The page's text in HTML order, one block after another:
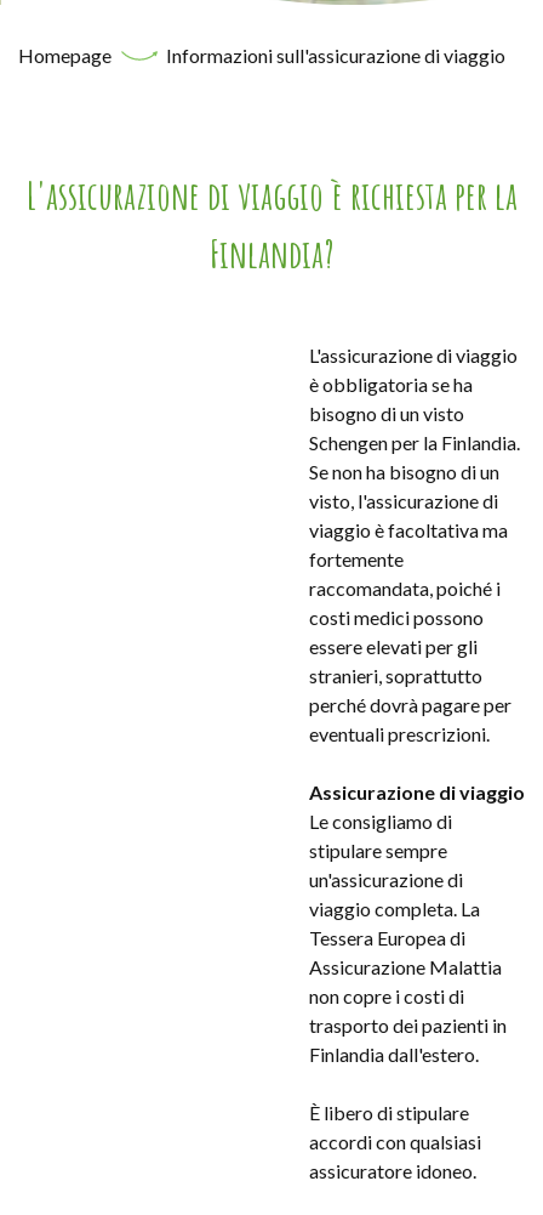
Homepage Informazioni sull'assicurazione di viaggio
L'assicurazione di viaggio è richiesta per la
Finlandia?
L'assicurazione di viaggio
è obbligatoria se ha
bisogno di un visto
Schengen per la Finlandia.
Se non ha bisogno di un
visto, l'assicurazione di
viaggio è facoltativa ma
fortemente
raccomandata, poiché i
costi medici possono
essere elevati per gli
stranieri, soprattutto
perché dovrà pagare per
eventuali prescrizioni.
Assicurazione di viaggio
Le consigliamo di
stipulare sempre
un'assicurazione di
viaggio completa. La
Tessera Europea di
Assicurazione Malattia
non copre i costi di
trasporto dei pazienti in
Finlandia dall'estero.
È libero di stipulare
accordi con qualsiasi
assicuratore idoneo.